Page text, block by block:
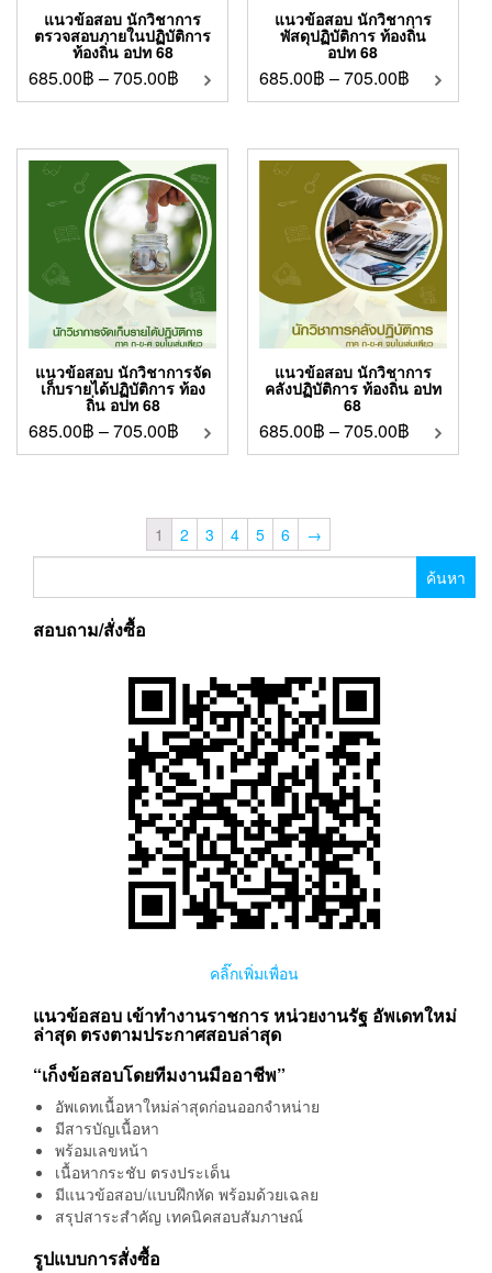
แนวข้อสอบ นักวิชาการ
ตรวจสอบภายในปฏิบัติการ
ท้องถิ่น อปท 68
685.00฿ –705.00฿
แนวข้อสอบ นักวิชาการ
พัสดุปฏิบัติการ ท้องถิ่น
อปท 68
685.00฿ –705.00฿
แนวข้อสอบ นักวิชาการจัด
เก็บรายได้ปฏิบัติการ ท้อง
ถิ่น อปท 68
685.00฿ –705.00฿
แนวข้อสอบ นักวิชาการ
คลังปฏิบัติการ ท้องถิ่น อปท
68
685.00฿ –705.00฿
1 2 3 4 5 6
→
สอบถาม/สั่งซื้อ
คลิ๊กเพิ่มเพื่อน
แนวข้อสอบ เข้าทำงานราชการ หน่วยงานรัฐ อัพเดทใหม่
ล่าสุด ตรงตามประกาศสอบล่าสุด
“เก็งข้อสอบโดยทีมงานมืออาชีพ”
อัพเดทเนื้อหาใหม่ล่าสุดก่อนออกจำหน่าย
มีสารบัญเนื้อหา
พร้อมเลขหน้า
เนื้อหากระชับ ตรงประเด็น
มีแนวข้อสอบ/แบบฝึกหัด พร้อมด้วยเฉลย
สรุปสาระสำคัญ เทคนิคสอบสัมภาษณ์
รูปแบบการสั่งซื้อ